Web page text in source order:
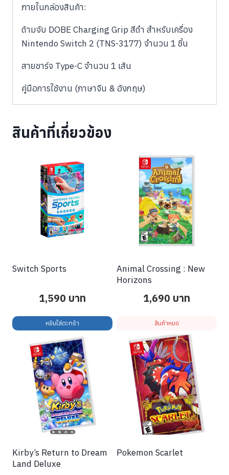
ภายในกล่องสินค้า:
ด้ามจับ DOBE Charging Grip สีดำ สำหรับเครื่อง
Nintendo Switch 2 (TNS-3177) จำนวน 1 ชิ้น
สายชาร์จ Type-C จำนวน 1 เส้น
คู่มือการใช้งาน (ภาษาจีน & อังกฤษ)
สินค้าที่เกี่ยวข้อง
Switch Sports
1,590 บาท
หยิบใส่ตะกร้า
Animal Crossing : New
Horizons
1,690 บาท
สินค้าหมด
Kirby’s Return to Dream
Land Deluxe
Pokemon Scarlet